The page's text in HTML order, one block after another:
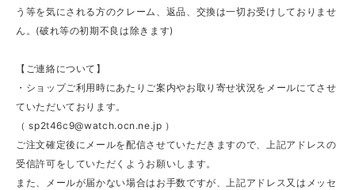
う等を気にされる方のクレーム、返品、交換は一切お受けしておりませ
ん。(破れ等の初期不良は除きます)
【ご連絡について】
・ショップご利用時にあたりご案内やお取り寄せ状況をメールにてさせ
ていただいております。
（sp2t46c9@watch.ocn.ne.jp ）
ご注文確定後にメールを配信させていただきますので、上記アドレスの
受信許可をしていただくようお願いします。
また、メールが届かない場合はお手数ですが、上記アドレス又はメッセ